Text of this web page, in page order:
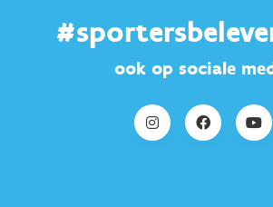
ook op sociale